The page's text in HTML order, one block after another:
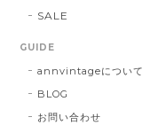
SALE
GUIDE
annvintageについて
BLOG
お問い合わせ